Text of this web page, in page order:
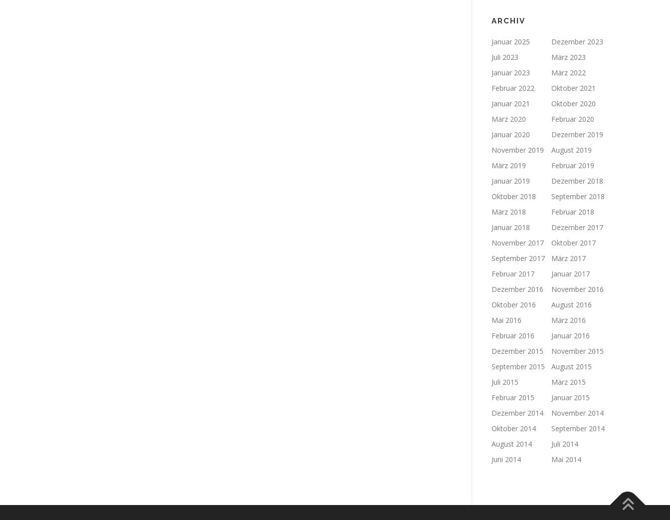
ARCHIV
Januar 2025
Dezember 2023
Juli 2023
März 2023
Januar 2023
März 2022
Februar 2022
Oktober 2021
Januar 2021
Oktober 2020
März 2020
Februar 2020
Januar 2020
Dezember 2019
November 2019
August 2019
März 2019
Februar 2019
Januar 2019
Dezember 2018
Oktober 2018
September 2018
März 2018
Februar 2018
Januar 2018
Dezember 2017
November 2017
Oktober 2017
September 2017
März 2017
Februar 2017
Januar 2017
Dezember 2016
November 2016
Oktober 2016
August 2016
Mai 2016
März 2016
Februar 2016
Januar 2016
Dezember 2015
November 2015
September 2015
August 2015
Juli 2015
März 2015
Februar 2015
Januar 2015
Dezember 2014
November 2014
Oktober 2014
September 2014
August 2014
Juli 2014
Juni 2014
Mai 2014